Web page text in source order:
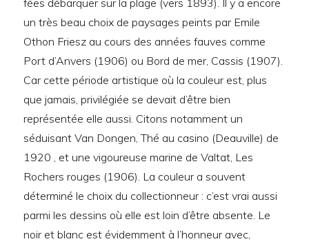
fées débarquer sur la plage (vers 1893). Il y a encore
un très beau choix de paysages peints par Emile
Othon Friesz au cours des années fauves comme
Port d’Anvers (1906) ou Bord de mer, Cassis (1907).
Car cette période artistique où la couleur est, plus
que jamais, privilégiée se devait d’être bien
représentée elle aussi. Citons notamment un
séduisant Van Dongen, Thé au casino (Deauville) de
1920 , et une vigoureuse marine de Valtat, Les
Rochers rouges (1906). La couleur a souvent
déterminé le choix du collectionneur : c’est vrai aussi
parmi les dessins où elle est loin d’être absente. Le
noir et blanc est évidemment à l’honneur avec,